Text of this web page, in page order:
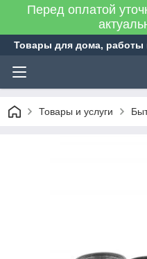
Перед оплатой
Товары для дома, работы
Товары и услуги